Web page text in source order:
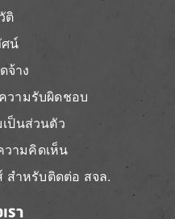
ติ
น์
จ้าง
วามรับผิดชอบ
ป็นส่วนตัว
ามคิดเห็น
สำหรับติดต่อ สจล.
รา